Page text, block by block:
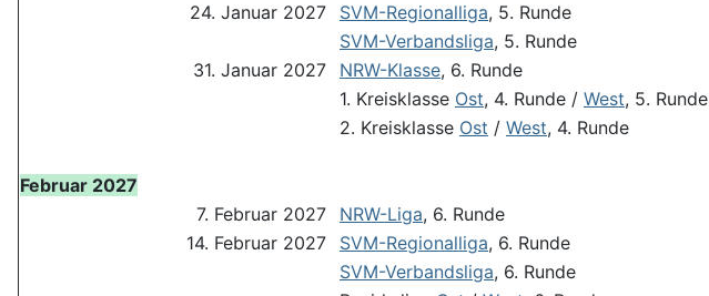
24. Januar 2027
SVM-Regionalliga, 5. Runde
SVM-Verbandsliga, 5. Runde
31. Januar 2027
NRW-Klasse, 6. Runde
1. Kreisklasse Ost, 4. Runde / West, 5. Runde
2. Kreisklasse Ost / West, 4. Runde
Februar 2027
7. Februar 2027
NRW-Liga, 6. Runde
14. Februar 2027
SVM-Regionalliga, 6. Runde
SVM-Verbandsliga, 6. Runde